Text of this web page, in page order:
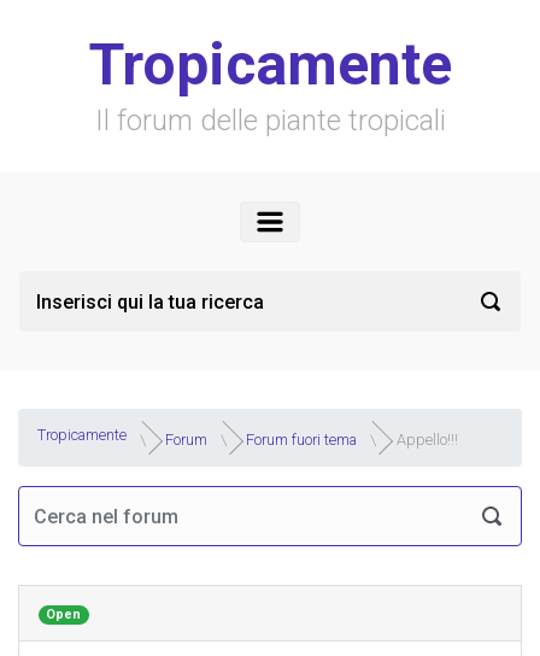
Tropicamente
Il forum delle piante tropicali
Tropicamente Forum Forum fuori tema Appello!!!
Open